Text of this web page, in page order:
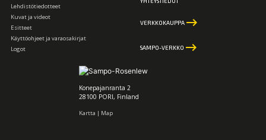
Lehdistötiedotteet
Kuvat ja videot
Esitteet
Käyttöohjeet ja varaosakirjat
Logot
VERKKOKAUPPA keyboard_backspace
SAMPO-VERKKO keyboard_backspace
Konepajanranta 2
28100 PORI, Finland
Kartta | Map